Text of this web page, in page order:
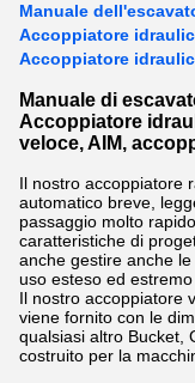
Manuale
Accoppiatore
Accoppiatore
Manuale di
Accoppiatore
veloce, AIM,
Il nostro accoppiatore
automatico breve,
passaggio molto
caratteristiche di
anche gestire anche
uso esteso ed
Il nostro accoppiatore
viene fornito con le
qualsiasi altro Bucket,
costruito per la